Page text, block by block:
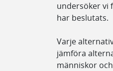
undersöker vi
har beslutats.
Varje
jämföra
människor